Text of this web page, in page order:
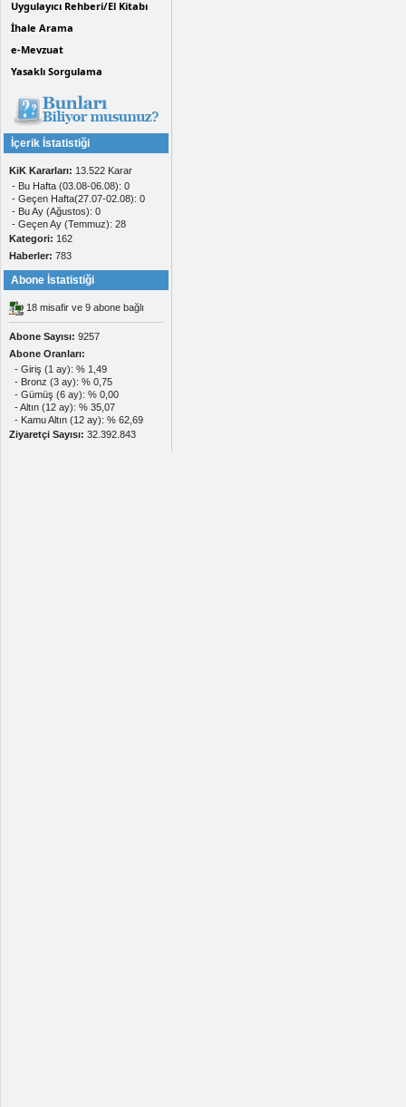
Uygulayıcı Rehberi/El Kitabı
İhale Arama
e-Mevzuat
Yasaklı Sorgulama
İçerik İstatistiği
KiK Kararları: 13.522 Karar
- Bu Hafta (03.08-06.08): 0
- Geçen Hafta(27.07-02.08): 0
- Bu Ay (Ağustos): 0
- Geçen Ay (Temmuz): 28
Kategori: 162
Haberler: 783
Abone İstatistiği
18 misafir ve 9 abone bağlı
Abone Sayısı: 9257
Abone Oranları:
- Giriş (1 ay): % 1,49
- Bronz (3 ay): % 0,75
- Gümüş (6 ay): % 0,00
- Altın (12 ay): % 35,07
- Kamu Altın (12 ay): % 62,69
Ziyaretçi Sayısı: 32.392.843